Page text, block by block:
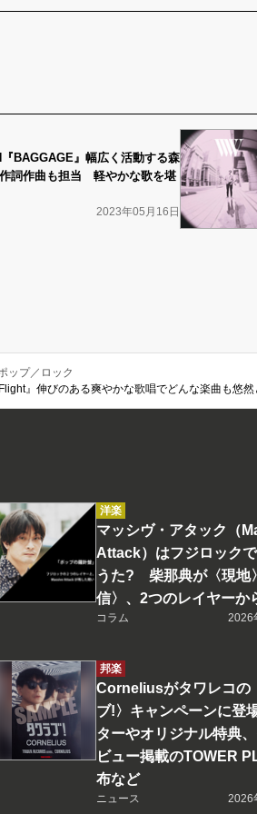
BAGGAGE』幅広く活動する森
詞作曲も担当 軽やかな歌を堪
2023年05月16日
ップ／ロック
』伸びのある爽やかな歌唱でどんな楽曲も悠
洋楽
マッシヴ・アタック（
Attack）はフジロック
うた? 柴那典が〈現地
信〉、2つのレイヤーか
コラム 2026
邦楽
Corneliusがタワレコの
ブ!〉キャンペーンに登
ターやオリジナル特典
ビュー掲載のTOWER
布など
ニュース 2026